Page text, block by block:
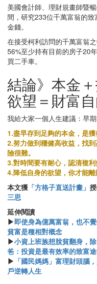
美國會計師、理財規畫師暨
間，研究233位千萬富翁的
金錢。
在接受柯利訪問的千萬富翁
56%至少持有目前的房子20
買二手車。
結論》本金
欲望＝財富
我給大家一個人生建議：早期
1.盡早存到足夠的本金，是獲
2.努力做到穩健高收益，找
險很難。
3.對時間要有耐心，認清複利
4.降低自身的欲望，你才能離
本文獲 「方格子直送計畫」
三思
延伸閱讀
▶即使身為億萬富翁，也不
貧富是種相對概念
▶小資上班族想脫貧翻身，
爸：投資是最有效率的致富
▶ 「國民媽媽」富理財頭腦
戶逆轉人生